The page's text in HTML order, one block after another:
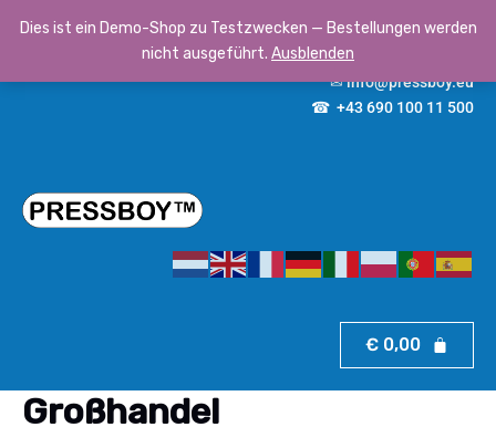
Dies ist ein Demo-Shop zu Testzwecken — Bestellungen werden
nicht ausgeführt. Ausblenden
Inhalt
F
a
c
e
o
k
I
n
g
r
a
m
Y
o
b
P
i
r
s
t
✉info@pressboy.eu
☎ +43 690 100 11 500
€ 0,00
Großhandel